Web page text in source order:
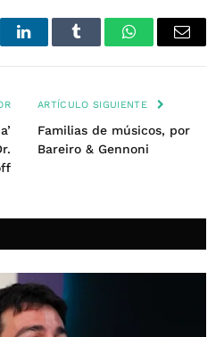
LinkedInTumblr WhatsAppEmail
ARTÍCULO SIGUIENTE
Familias de músicos, por
Bareiro & Gennoni